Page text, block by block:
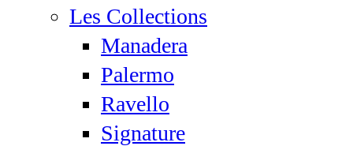
Les Collections
Manadera
Palermo
Ravello
Signature